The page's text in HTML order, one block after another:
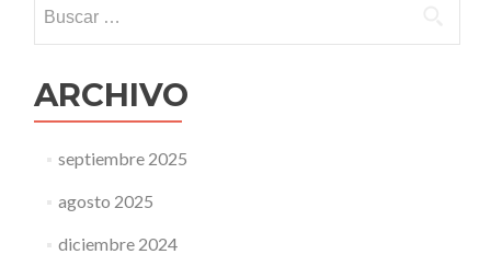
ARCHIVO
septiembre 2025
agosto 2025
diciembre 2024